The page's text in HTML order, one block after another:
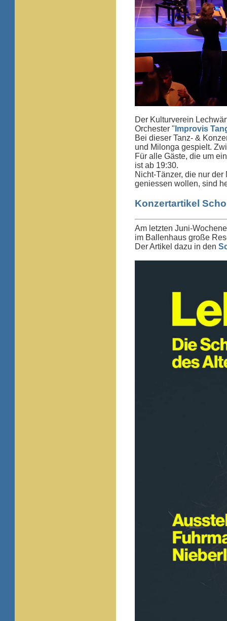
Der Kulturverein
Orchester " Improvis
Bei dieser Tanz- &
und Milonga gespielt.
Für alle Gäste, die um
ist ab 19:30.
Nicht-Tänzer, die nur
geniessen wollen, sind
Konzertartikel
Am letzten Juni-
im Ballenhaus große
Der Artikel dazu in den